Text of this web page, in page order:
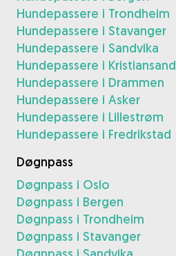
Hundepassere i Trondheim
Hundepassere i Stavanger
Hundepassere i Sandvika
Hundepassere i Kristiansand
Hundepassere i Drammen
Hundepassere i Asker
Hundepassere i Lillestrøm
Hundepassere i Fredrikstad
Døgnpass
Døgnpass i Oslo
Døgnpass i Bergen
Døgnpass i Trondheim
Døgnpass i Stavanger